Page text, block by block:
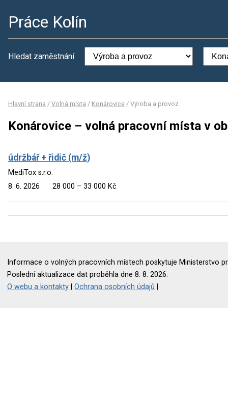
Práce Kolín
Hledat zaměstnání
Hlavní strana / Volná místa / Konárovice / Výroba a provoz
Konárovice – volná pracovní místa v
údržbář + řidič (m/ž)
MediTox s.r.o.
8. 6. 2026
· 28 000 – 33 000 Kč
Informace o volných pracovních místech poskytuje Ministerstvo
Poslední aktualizace dat proběhla dne 8. 8. 2026.
O webu a kontakty |Ochrana osobních údajů